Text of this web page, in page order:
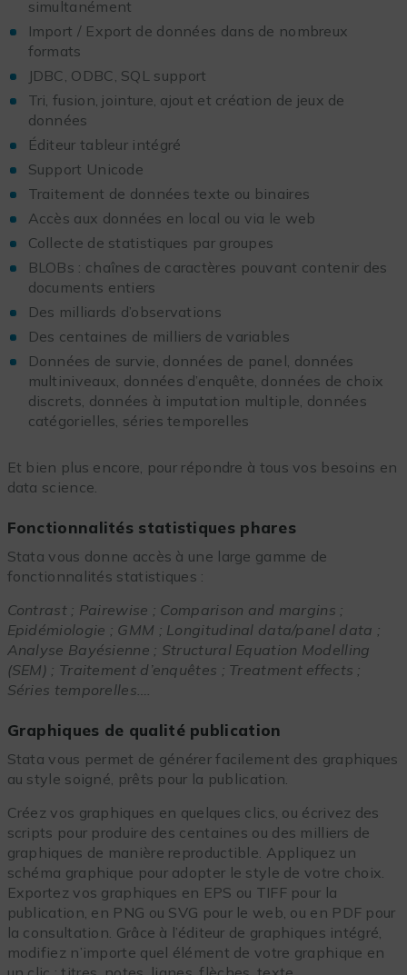
simultanément
Import / Export de données dans de nombreux
formats
JDBC, ODBC, SQL support
Tri, fusion, jointure, ajout et création de jeux de
données
Éditeur tableur intégré
Support Unicode
Traitement de données texte ou binaires
Accès aux données en local ou via le web
Collecte de statistiques par groupes
BLOBs : chaînes de caractères pouvant contenir des
documents entiers
Des milliards d’observations
Des centaines de milliers de variables
Données de survie, données de panel, données
multiniveaux, données d’enquête, données de choix
discrets, données à imputation multiple, données
catégorielles, séries temporelles
Et bien plus encore, pour répondre à tous vos besoins en
data science.
Fonctionnalités statistiques phares
Stata vous donne accès à une large gamme de
fonctionnalités statistiques :
Contrast ; Pairewise ; Comparison and margins ;
Epidémiologie ; GMM ; Longitudinal data/panel data ;
Analyse Bayésienne ; Structural Equation Modelling
(SEM) ; Traitement d’enquêtes ; Treatment effects ;
Séries temporelles….
Graphiques de qualité publication
Stata vous permet de générer facilement des graphiques
au style soigné, prêts pour la publication.
Créez vos graphiques en quelques clics, ou écrivez des
scripts pour produire des centaines ou des milliers de
graphiques de manière reproductible. Appliquez un
schéma graphique pour adopter le style de votre choix.
Exportez vos graphiques en EPS ou TIFF pour la
publication, en PNG ou SVG pour le web, ou en PDF pour
la consultation. Grâce à l’éditeur de graphiques intégré,
modifiez n’importe quel élément de votre graphique en